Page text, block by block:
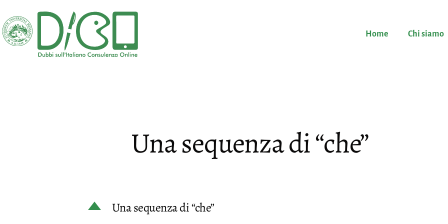
al
contenuto
Home Chi siamo
Una sequenza di “che”
D Una sequenza di “che”